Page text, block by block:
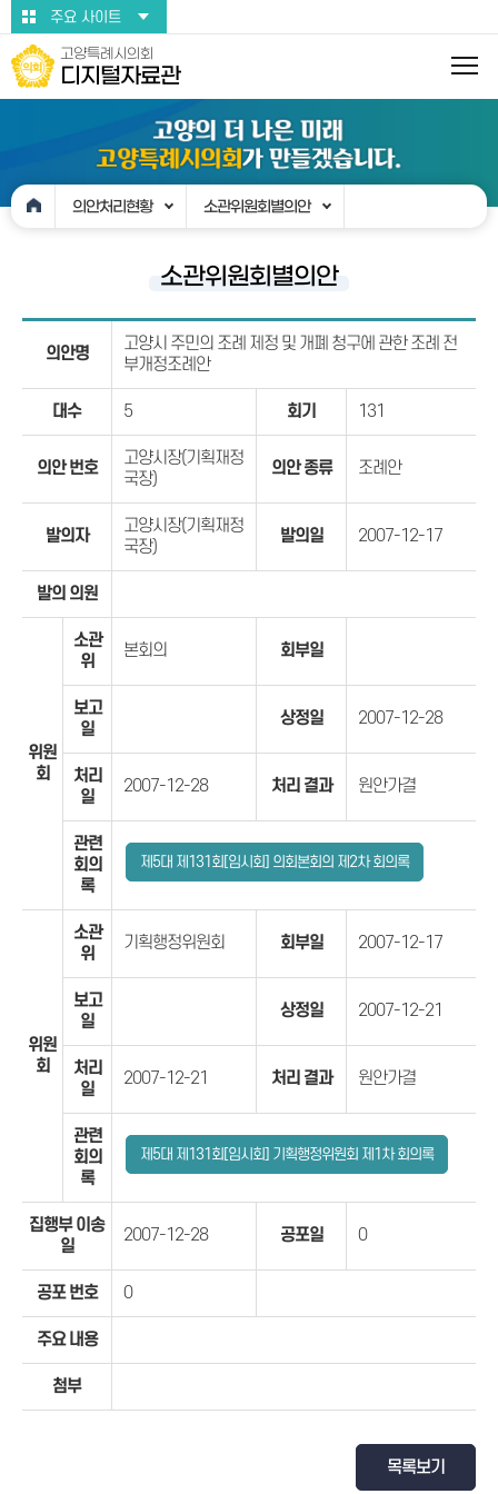
본문바로가기주요 사이트
고양특례시의회
디지털자료관
의안처리현황 소관위원회별의안
소관위원회별의안
의안명
고양시 주민의 조례 제정 및 개폐 청구에 관한 조례 전
부개정조례안
대수 5 회기 131
의안 번호
고양시장(기획재정
국장)
의안 종류 조례안
발의자
고양시장(기획재정
국장)
발의일 2007-12-17
발의 의원
위원
회
소관
위
본회의 회부일
보고
일
상정일 2007-12-28
처리
일
2007-12-28 처리 결과 원안가결
관련
회의
록
제5대 제131회[임시회] 의회본회의 제2차 회의록
위원
회
소관
위
기획행정위원회 회부일 2007-12-17
보고
일
상정일 2007-12-21
처리
일
2007-12-21 처리 결과 원안가결
관련
회의
록
제5대 제131회[임시회] 기획행정위원회 제1차 회의록
집행부 이송
일
2007-12-28 공포일 0
공포 번호 0
주요 내용
첨부
목록보기